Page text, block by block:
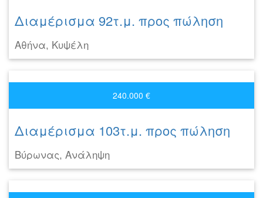
Διαμέρισμα 92τ.μ. προς πώληση
Αθήνα, Κυψέλη
240.000 €
Διαμέρισμα 103τ.μ. προς πώληση
Βύρωνας, Ανάληψη